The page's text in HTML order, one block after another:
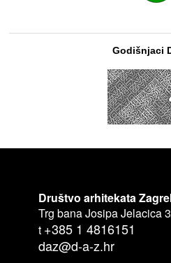
Godišnjaci
Društvo arhitekata
Trg bana Josipa Jelacica
t +385 1 4816151
daz@d-a-z.hr